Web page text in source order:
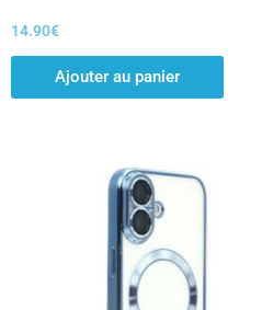
14.90€
Ajouter au panier